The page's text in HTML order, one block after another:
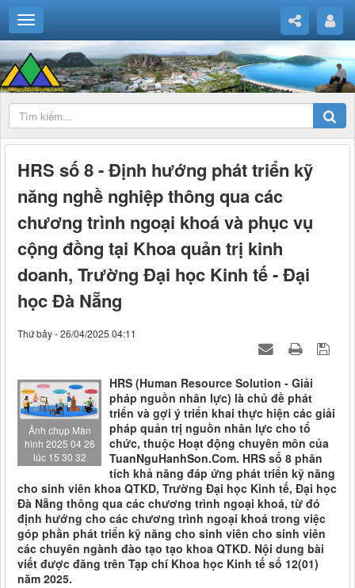
HRS số 8 - Định hướng phát triển kỹ
năng nghề nghiệp thông qua các
chương trình ngoại khoá và phục vụ
cộng đồng tại Khoa quản trị kinh
doanh, Trường Đại học Kinh tế - Đại
học Đà Nẵng
Thứ bảy - 26/04/2025 04:11
Ảnh chụp Màn
hình 2025 04 26
lúc 15 30 32
HRS (Human Resource Solution - Giải
pháp nguồn nhân lực) là chủ đề phát
triển và gợi ý triển khai thực hiện các giải
pháp quản trị nguồn nhân lực cho tổ
chức, thuộc Hoạt động chuyên môn của
TuanNguHanhSon.Com. HRS số 8 phân
tích khả năng đáp ứng phát triển kỹ năng
cho sinh viên khoa QTKD, Trường Đại học Kinh tế, Đại học
Đà Nẵng thông qua các chương trình ngoại khoá, từ đó
định hướng cho các chương trình ngoại khoá trong việc
góp phần phát triển kỹ năng cho sinh viên cho sinh viên
các chuyên ngành đào tạo tạo khoa QTKD. Nội dung bài
viết được đăng trên Tạp chí Khoa học Kinh tế số 12(01)
năm 2025.